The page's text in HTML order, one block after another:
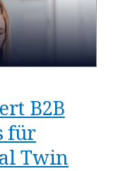
B2B
für
Twin